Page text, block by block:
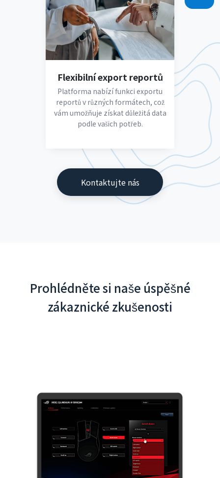
Flexibilní export reportů
Platforma nabízí funkci exportu
reportů v různých formátech, což
vám umožňuje získat důležitá data
podle vašich potřeb.
Kontaktujte nás
Prohlédněte si naše úspěšné
zákaznické zkušenosti
Interaktivní aplikace pro mezinárodní letiště